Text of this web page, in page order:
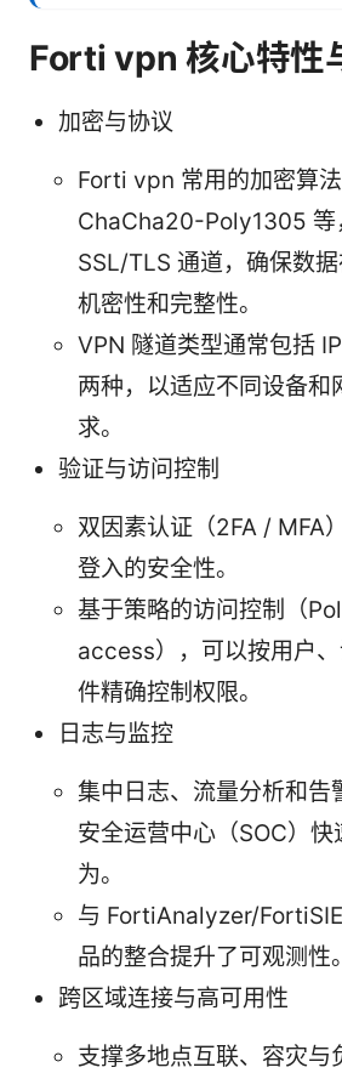
Forti vpn 核心特性
加密与协议
Forti vpn 常用的加密算
ChaCha20-Poly1305 等
SSL/TLS 通道，确保数
机密性和完整性。
VPN 隧道类型通常包括
两种，以适应不同设备和
求。
验证与访问控制
双因素认证（2FA / MFA
登入的安全性。
基于策略的访问控制（
access），可以按用户
件精确控制权限。
日志与监控
集中日志、流量分析和告
安全运营中心（SOC）
为。
与 FortiAnalyzer/
品的整合提升了可观测性。
跨区域连接与高可用性
支撑多地点互联、容灾与